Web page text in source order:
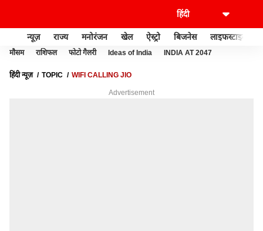
न्यूज़ राज्य मनोरंजन खेल ऐस्ट्रो बिजनेस लाइफस्टाइल
मौसम राशिफल फोटो गैलरी Ideas of India INDIA AT 2047
हिंदी न्यूज़ TOPIC WIFI CALLING JIO
Advertisement